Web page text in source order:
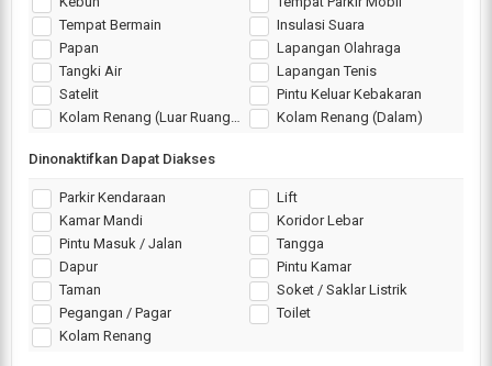
Tempat Bermain
Insulasi Suara
Papan
Lapangan Olahraga
Tangki Air
Lapangan Tenis
Satelit
Pintu Keluar Kebakaran
Kolam Renang (Luar Ruangan)
Kolam Renang (Dalam)
Dinonaktifkan Dapat Diakses
Parkir Kendaraan
Lift
Kamar Mandi
Koridor Lebar
Pintu Masuk / Jalan
Tangga
Dapur
Pintu Kamar
Taman
Soket / Saklar Listrik
Pegangan / Pagar
Toilet
Kolam Renang